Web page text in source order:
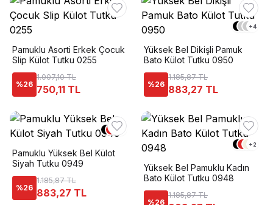
Pamuklu Asorti Erkek Çocuk
Slip Külot Tutku 0255
%26
1.007,10 TL
750,11 TL
+4
Yüksek Bel Dikişli Pamuk
Bato Külot Tutku 0950
%26
1.185,87 TL
883,27 TL
+ 3
Pamuklu Yüksek Bel Külot
Siyah Tutku 0949
%26
1.185,87 TL
883,27 TL
+2
Yüksek Bel Pamuklu Kadın
Bato Külot Tutku 0948
%26
1.185,87 TL